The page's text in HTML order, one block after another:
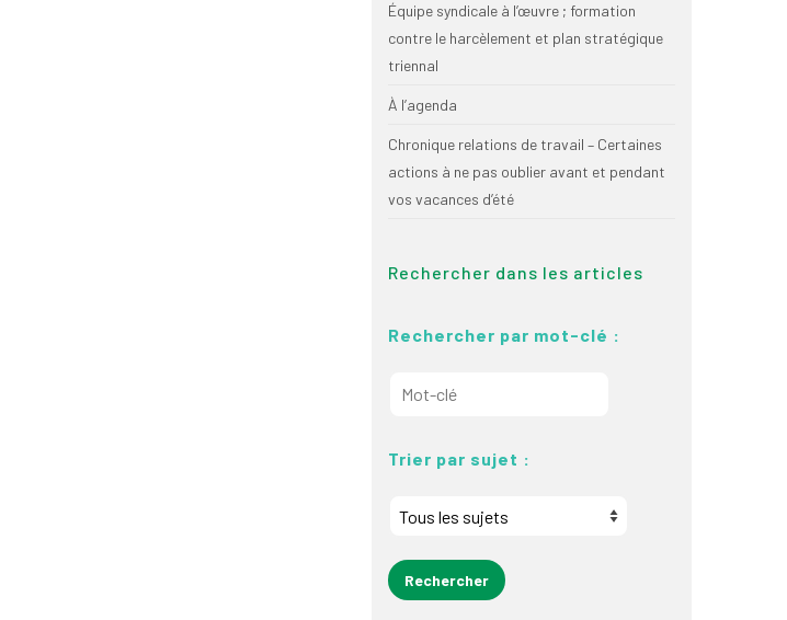
Équipe syndicale à l’œuvre ; formation
contre le harcèlement et plan stratégique
triennal
À l’agenda
Chronique relations de travail – Certaines
actions à ne pas oublier avant et pendant
vos vacances d’été
Rechercher dans les articles
Rechercher par mot-clé :
Trier par sujet :